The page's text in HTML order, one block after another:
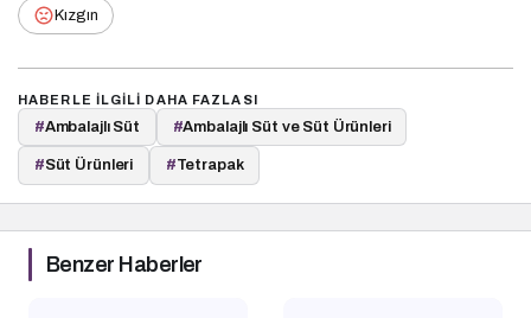
Kızgın
HABERLE ILGILI DAHA FAZLASI
#Ambalajlı Süt #Ambalajlı Süt ve Süt Ürünleri
#Süt Ürünleri #Tetrapak
Benzer Haberler